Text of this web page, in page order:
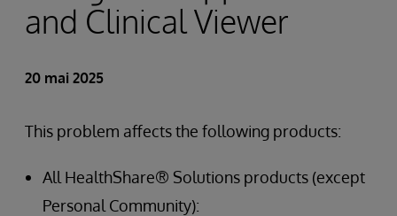
and Clinical Viewer
20 mai 2025
This problem affects the following products:
All HealthShare® Solutions products (except
Personal Community):